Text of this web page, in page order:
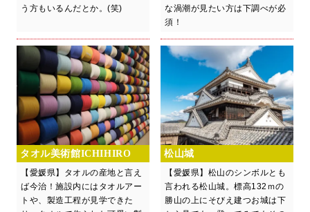
う方もいるんだとか。(笑)
な渦潮が見たい方は下調べが必
須！
タオル美術館ICHIHIRO
【愛媛県】タオルの産地と言え
ば今治！施設内にはタオルアー
トや、製造工程が見学できた
松山城
【愛媛県】松山のシンボルとも
言われる松山城。標高132ｍの
勝山の上にそびえ建つお城は下